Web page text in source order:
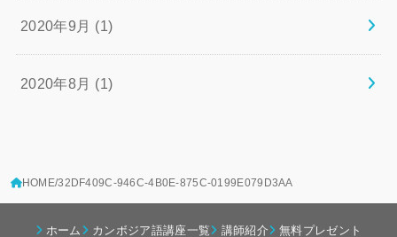
2020年9月 (1)
2020年8月 (1)
HOME 32DF409C-946C-4B0E-875C-0199E079D3AA
ホーム カンボジア語講座一覧 講師紹介 無料プレゼント